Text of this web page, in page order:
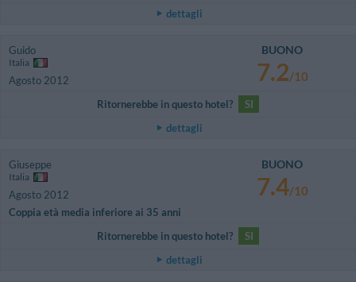
dettagli
Guido
Italia
Agosto 2012
BUONO
7.2/10
Ritornerebbe in questo hotel?
SI
dettagli
Giuseppe
Italia
Agosto 2012
Coppia età media inferiore ai 35 anni
BUONO
7.4/10
Ritornerebbe in questo hotel?
SI
dettagli